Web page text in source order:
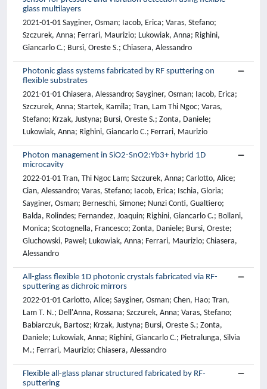
glass multilayers
2021-01-01 Sayginer, Osman; Iacob, Erica; Varas, Stefano;
Szczurek, Anna; Ferrari, Maurizio; Lukowiak, Anna; Righini,
Giancarlo C.; Bursi, Oreste S.; Chiasera, Alessandro
Photonic glass systems fabricated by RF sputtering on
flexible substrates
2021-01-01 Chiasera, Alessandro; Sayginer, Osman; Iacob, Erica;
Szczurek, Anna; Startek, Kamila; Tran, Lam Thi Ngoc; Varas,
Stefano; Krzak, Justyna; Bursi, Oreste S.; Zonta, Daniele;
Lukowiak, Anna; Righini, Giancarlo C.; Ferrari, Maurizio
Photon management in SiO2-SnO2:Yb3+ hybrid 1D
microcavity
2022-01-01 Tran, Thi Ngoc Lam; Szczurek, Anna; Carlotto, Alice;
Cian, Alessandro; Varas, Stefano; Iacob, Erica; Ischia, Gloria;
Sayginer, Osman; Berneschi, Simone; Nunzi Conti, Gualtiero;
Balda, Rolindes; Fernandez, Joaquin; Righini, Giancarlo C.; Bollani,
Monica; Scotognella, Francesco; Zonta, Daniele; Bursi, Oreste;
Gluchowski, Pawel; Lukowiak, Anna; Ferrari, Maurizio; Chiasera,
Alessandro
All-glass flexible 1D photonic crystals fabricated via RF-
sputtering as dichroic mirrors
2022-01-01 Carlotto, Alice; Sayginer, Osman; Chen, Hao; Tran,
Lam T. N.; Dell'Anna, Rossana; Szczurek, Anna; Varas, Stefano;
Babiarczuk, Bartosz; Krzak, Justyna; Bursi, Oreste S.; Zonta,
Daniele; Lukowiak, Anna; Righini, Giancarlo C.; Pietralunga, Silvia
M.; Ferrari, Maurizio; Chiasera, Alessandro
Flexible all-glass planar structured fabricated by RF-
sputtering